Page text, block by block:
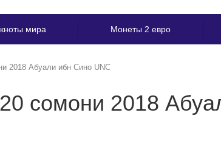
мира Монеты 2 евро
2018 Абуали ибн Сино UNC
сомони 2018